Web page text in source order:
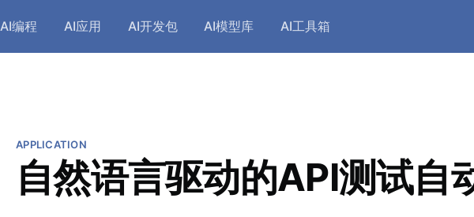
AI编程 AI应用 AI开发包 AI模型库 AI工具箱
APPLICATION
自然语言驱动的API测试自